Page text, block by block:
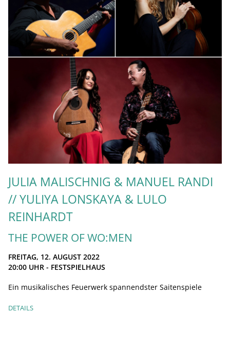
JULIA MALISCHNIG & MANUEL RANDI
// YULIYA LONSKAYA & LULO
REINHARDT
THE POWER OF WO:MEN
FREITAG, 12. AUGUST 2022
20:00 UHR - FESTSPIELHAUS
Ein musikalisches Feuerwerk spannendster Saitenspiele
DETAILS